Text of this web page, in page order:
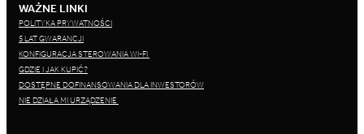
WAŻNE LINKI
POLITYKA PRYWATNOŚCI
5 LAT GWARANCJI
KONFIGURACJA STEROWANIA WI-FI
GDZIE I JAK KUPIĆ?
DOSTĘPNE DOFINANSOWANIA DLA INWESTORÓW
NIE DZIAŁA MI URZĄDZENIE